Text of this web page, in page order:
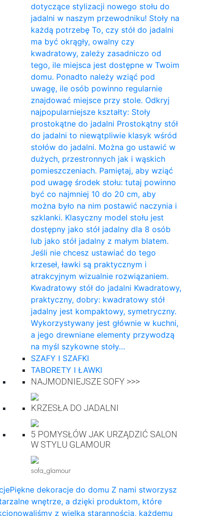
dotyczące stylizacji nowego stołu do
jadalni w naszym przewodniku! Stoły na
każdą potrzebę To, czy stół do jadalni
ma być okrągły, owalny czy
kwadratowy, zależy zasadniczo od
tego, ile miejsca jest dostępne w Twoim
domu. Ponadto należy wziąć pod
uwagę, ile osób powinno regularnie
znajdować miejsce przy stole. Odkryj
najpopularniejsze kształty: Stoły
prostokątne do jadalni Prostokątny stół
do jadalni to niewątpliwie klasyk wśród
stołów do jadalni. Można go ustawić w
dużych, przestronnych jak i wąskich
pomieszczeniach. Pamiętaj, aby wziąć
pod uwagę środek stołu: tutaj powinno
być co najmniej 10 do 20 cm, aby
można było na nim postawić naczynia i
szklanki. Klasyczny model stołu jest
dostępny jako stół jadalny dla 8 osób
lub jako stół jadalny z małym blatem.
Jeśli nie chcesz ustawiać do tego
krzeseł, ławki są praktycznym i
atrakcyjnym wizualnie rozwiązaniem.
Kwadratowy stół do ​​jadalni Kwadratowy,
praktyczny, dobry: kwadratowy stół
jadalny jest kompaktowy, symetryczny.
Wykorzystywany jest głównie w kuchni,
a jego drewniane elementy przywodzą
na myśl szykowne stoły…
SZAFY I SZAFKI
TABORETY I ŁAWKI
NAJMODNIEJSZE SOFY >>>
KRZESŁA DO JADALNI
5 POMYSŁÓW JAK URZĄDZIĆ SALON
W STYLU GLAMOUR
sofa_glamour
Piękne dekoracje do domu Z nami stworzysz
wnętrze, a dzięki produktom, które
z wielką starannością, każdemu